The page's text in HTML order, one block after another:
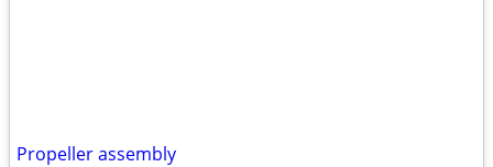
Propeller assembly